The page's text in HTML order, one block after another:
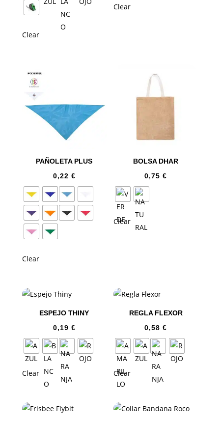
Clear
Clear
PAÑOLETA PLUS
0,22 €
Clear
BOLSA DHAR
0,75€
Clear
ESPEJO THINY
0,19 €
Clear
REGLA FLEXOR
0,58€
Clear